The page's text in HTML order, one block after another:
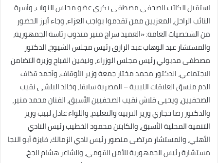
استقبل الكاتب الصحفي مصطفى بكري عضو مجلس النواب، وأسرة
النائب الراحل، المعزيين ممن تقدموا بواجب العزاء، وجاء أبرز الحضور
من الشخصيات العامة: «العميد سراج منير مندوب رئاسة الجمهورية،
والمستشار عبد الوهاب عبد الرازق رئيس مجلس الشيوخ، الدكتور
مصطفى مدبولي رئيس مجلس الوزراء، ونيفين القباج وزيرة التضامن
الاجتماعي، الدكتور محمد مختار جمعة وزير الأوقاف، وأحمد قذاف
الدم منسق العلاقات الليبية – المصرية سابقا، وخالد البلشي نقيب
الصحفيين، ويحيى قلاش نقيب الصحفيين الأسبق، الفنان محمد منير،
والدكتور رضا حجازي وزير التربية والتعليم، واللواء عادل لبيب وزير
التنمية المحلية الأسبق، والكابتن محمود الخطيب رئيس النادي
الأهلي، والمستشار مرتضى منصور رئيس نادي الزمالك، فايزة أبو النجا
مستشارة رئيس الجمهورية للأمن القومي، والشاعر هشام الجخ،